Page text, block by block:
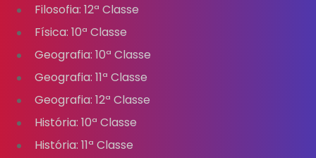
Filosofia: 12ª Classe
Física: 10ª Classe
Geografia: 10ª Classe
Geografia: 11ª Classe
Geografia: 12ª Classe
História: 10ª Classe
História: 11ª Classe